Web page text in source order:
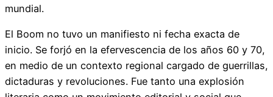
mundial.
El Boom no tuvo un manifiesto ni fecha exacta de
inicio. Se forjó en la efervescencia de los años 60 y 70,
en medio de un contexto regional cargado de guerrillas,
dictaduras y revoluciones. Fue tanto una explosión